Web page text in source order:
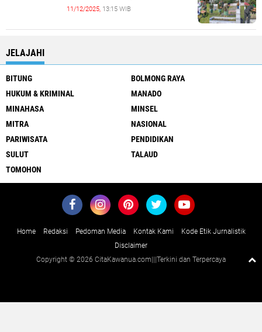
11/12/2025, 13:15 WIB
JELAJAHI
BITUNG
BOLMONG RAYA
HUKUM & KRIMINAL
MANADO
MINAHASA
MINSEL
MITRA
NASIONAL
PARIWISATA
PENDIDIKAN
SULUT
TALAUD
TOMOHON
Home Redaksi Pedoman Media Kontak Kami
Kode Etik Jurnalistik
Disclaimer
Copyright © 2026 CitaKawanua.com|||Terkini dan Terpercaya